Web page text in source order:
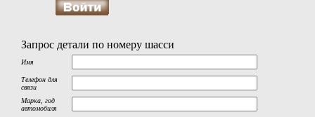
Запрос детали по номеру шасси
Имя
Телефон для
связи
Марка, год
автомобиля